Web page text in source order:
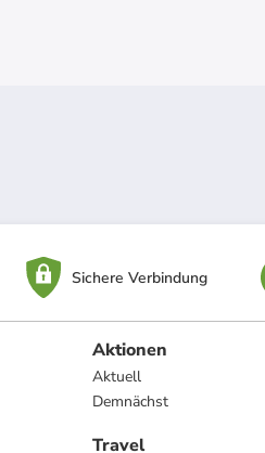
Sichere Verbindung
Aktionen
Aktuell
Demnächst
Travel